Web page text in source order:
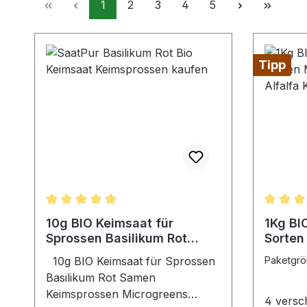
Seite
1 Seite
2 Seite
3 Seite
4 Seite
5
Durchschnittliche Bewertung von 5 von 5 Sternen
10g BIO Keimsaat für
Sprossen Basilikum Rot
Basilikum Rot Samen
Keimsprossen Microgreens
Tipp
1Kg
Radis
4